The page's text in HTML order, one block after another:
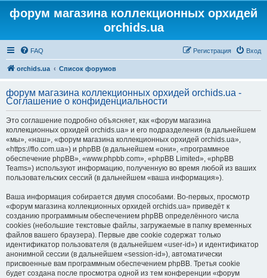
форум магазина коллекционных орхидей
orchids.ua
FAQ Вход
Регистрация
orchids.ua Список форумов
форум магазина коллекционных орхидей orchids.ua -
Соглашение о конфиденциальности
Это соглашение подробно объясняет, как «форум магазина
коллекционных орхидей orchids.ua» и его подразделения (в дальнейшем
«мы», «наш», «форум магазина коллекционных орхидей orchids.ua»,
«https://flo.com.ua») и phpBB (в дальнейшем «они», «программное
обеспечение phpBB», «www.phpbb.com», «phpBB Limited», «phpBB
Teams») используют информацию, полученную во время любой из ваших
пользовательских сессий (в дальнейшем «ваша информация»).
Ваша информация собирается двумя способами. Во-первых, просмотр
«форум магазина коллекционных орхидей orchids.ua» приведёт к
созданию программным обеспечением phpBB определённого числа
cookies (небольшие текстовые файлы, загружаемые в папку временных
файлов вашего браузера). Первые две cookie содержат только
идентификатор пользователя (в дальнейшем «user-id») и идентификатор
анонимной сессии (в дальнейшем «session-id»), автоматически
присвоенные вам программным обеспечением phpBB. Третья cookie
будет создана после просмотра одной из тем конференции «форум